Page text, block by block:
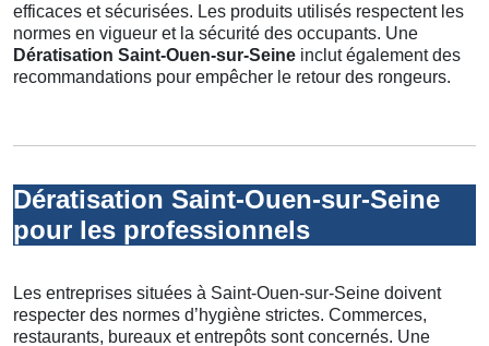
efficaces et sécurisées. Les produits utilisés respectent les
normes en vigueur et la sécurité des occupants. Une
Dératisation Saint-Ouen-sur-Seine inclut également des
recommandations pour empêcher le retour des rongeurs.
Dératisation Saint-Ouen-sur-Seine
pour les professionnels
Les entreprises situées à Saint-Ouen-sur-Seine doivent
respecter des normes d’hygiène strictes. Commerces,
restaurants, bureaux et entrepôts sont concernés. Une